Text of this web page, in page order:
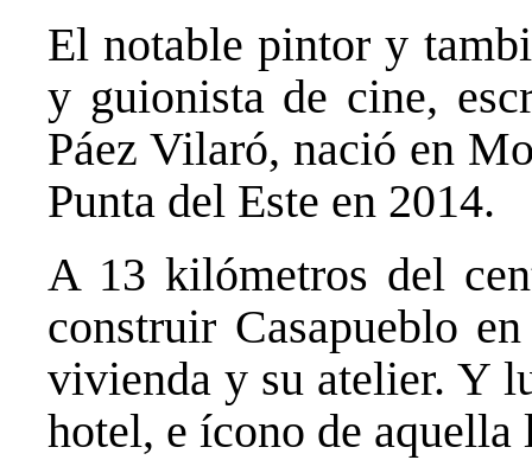
El notable pintor y
y guionista de cine,
Páez Vilaró, nació en
Punta del Este en 2014.
A 13 kilómetros del
construir Casapueblo
vivienda y su atelier. Y
hotel, e ícono de